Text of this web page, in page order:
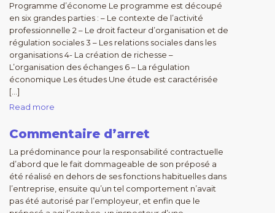
Programme d’économe Le programme est découpé
en six grandes parties : – Le contexte de l’activité
professionnelle 2 – Le droit facteur d’organisation et de
régulation sociales 3 – Les relations sociales dans les
organisations 4- La création de richesse –
L’organisation des échanges 6 – La régulation
économique Les études Une étude est caractérisée
[…]
Read more
Commentaire d’arret
La prédominance pour la responsabilité contractuelle
d’abord que le fait dommageable de son préposé a
été réalisé en dehors de ses fonctions habituelles dans
l’entreprise, ensuite qu’un tel comportement n’avait
pas été autorisé par l’employeur, et enfin que le